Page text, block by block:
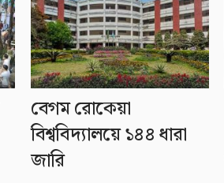
বেগম রোকেয়া
বিশ্ববিদ্যালয়ে ১৪৪ ধারা
জারি